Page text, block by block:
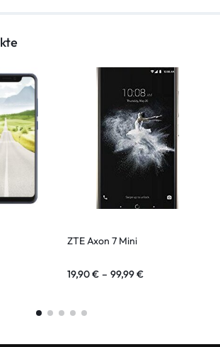
ZTE Axon 7 Mini
19,90€ – 99,99€